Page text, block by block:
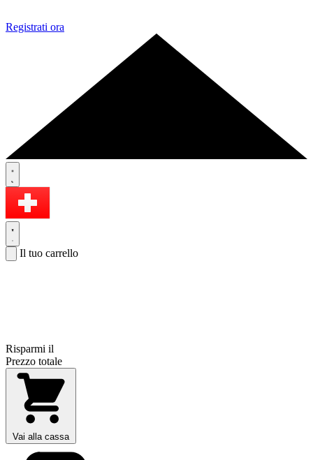
Registrati ora
Il tuo carrello
Risparmi il
Prezzo totale
Vai alla cassa